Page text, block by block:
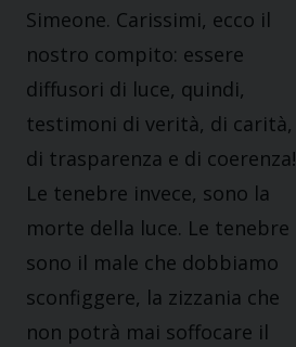
Simeone. Carissimi, ecco il
nostro compito: essere
diffusori di luce, quindi,
testimoni di verità, di carità,
di trasparenza e di coerenza!
Le tenebre invece, sono la
morte della luce. Le tenebre
sono il male che dobbiamo
sconfiggere, la zizzania che
non potrà mai soffocare il